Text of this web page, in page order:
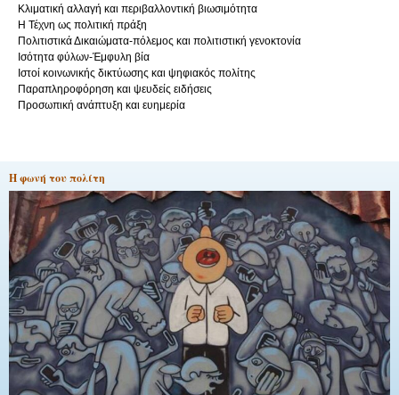
Κλιματική αλλαγή και περιβαλλοντική βιωσιμότητα
Η Τέχνη ως πολιτική πράξη
Πολιτιστικά Δικαιώματα-πόλεμος και πολιτιστική γενοκτονία
Ισότητα φύλων-Έμφυλη βία
Ιστοί κοινωνικής δικτύωσης και ψηφιακός πολίτης
Παραπληροφόρηση και ψευδείς ειδήσεις
Προσωπική ανάπτυξη και ευημερία
Η φωνή του πολίτη